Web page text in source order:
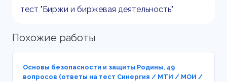
тест "Биржи и биржевая деятельность"
Похожие работы
Основы безопасности и защиты Родины, 49
вопросов (ответы на тест Синергия / МТИ / МОИ /